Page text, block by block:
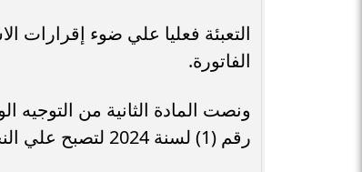
التعبئة فعليا علي ضوء إقرارات
الفاتورة.
رقم (1) لسنة 2024 لتصبح علي النحو الآتي: